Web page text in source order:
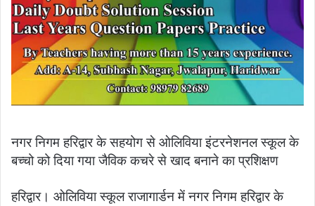
नगर निगम हरिद्वार के सहयोग से ओलिविया इंटरनेशनल स्कूल के
बच्चो को दिया गया जैविक कचरे से खाद बनाने का प्रशिक्षण
हरिद्वार। ओलिविया स्कूल राजागार्डन में नगर निगम हरिद्वार के